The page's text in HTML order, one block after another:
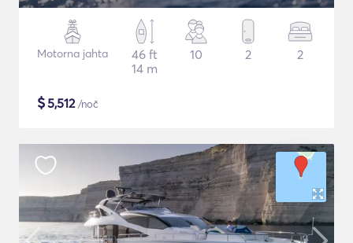
Motorna jahta
46 ft
14 m
10 2 2
$5,512/noč